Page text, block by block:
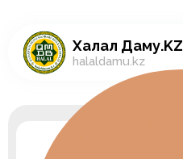
Халал Даму.KZ
halaldamu.kz